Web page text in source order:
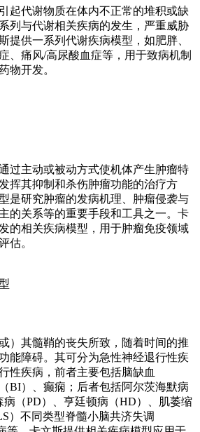
起代谢物质在体内不正常的堆积或缺
列与代谢相关疾病的发生，严重威胁
提供一系列代谢疾病模型，如肥胖、
、痛风/高尿酸血症等，用于致病机制
物开发。
过主动或被动方式使机体产生肿瘤特
挥其抑制和杀伤肿瘤功能的治疗方
是研究肿瘤的发病机理、肿瘤侵袭与
的关系等的重要手段和工具之一。卡
的相关疾病模型，用于肿瘤免疫领域
估。
）其髓鞘的丧失所致，随着时间的推
能障碍。其可分为急性神经退行性疾
性疾病，前者主要包括脑缺血
BI）、癫痫；后者包括阿尔茨海默病
病（PD）、亨廷顿病（HD）、肌萎缩
）不同类型脊髓小脑共济失调